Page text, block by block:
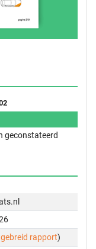
geconstateerd
rapport)